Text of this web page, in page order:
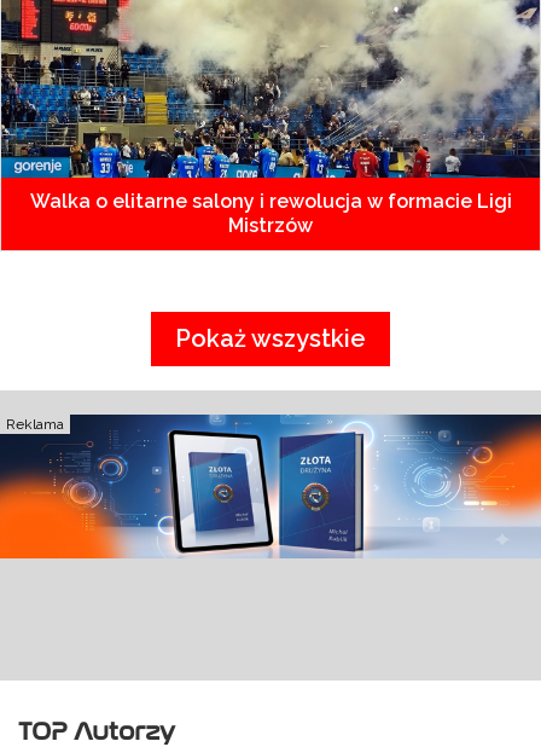
Walka o elitarne salony i rewolucja w formacie Ligi
Mistrzów
Pokaż wszystkie
Reklama
TOP Autorzy